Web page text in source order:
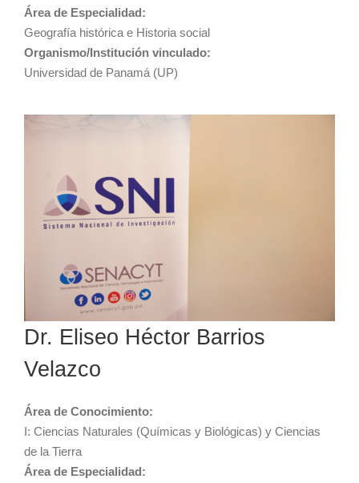
Área de Especialidad:
Geografía histórica e Historia social
Organismo/Institución vinculado:
Universidad de Panamá (UP)
Dr. Eliseo Héctor Barrios
Velazco
Área de Conocimiento:
I: Ciencias Naturales (Químicas y Biológicas) y Ciencias
de la Tierra
Área de Especialidad: